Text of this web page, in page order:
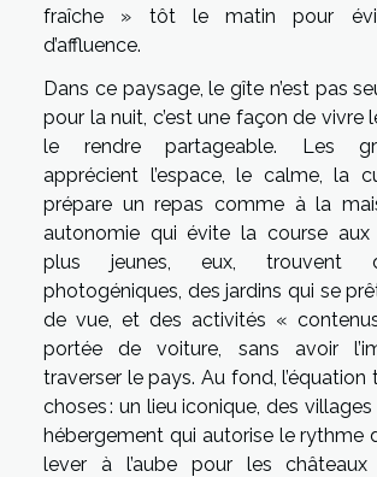
fraîche » tôt le matin pour
d’affluence.
Dans ce paysage, le gîte n’est pas
pour la nuit, c’est une façon de vivre
le rendre partageable. Les
apprécient l’espace, le calme, la
prépare un repas comme à la
autonomie qui évite la course aux
plus jeunes, eux, trouvent
photogéniques, des jardins qui se
de vue, et des activités «
portée de voiture, sans avoir
traverser le pays. Au fond,
choses : un lieu iconique, des
hébergement qui autorise le rythme
lever à l’aube pour les